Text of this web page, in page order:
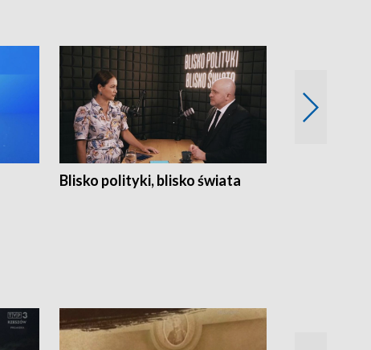
Blisko polityki, blisko świata